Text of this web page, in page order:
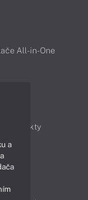
All-in-One
Produkty
a